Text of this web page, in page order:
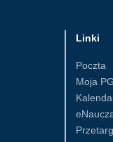
Linki
Poczta
Moja